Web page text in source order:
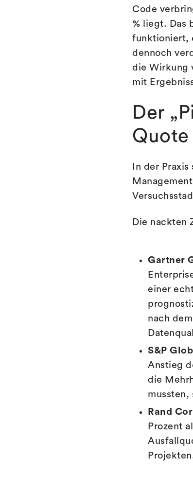
Code
% liegt. Das
funktioniert,
dennoch
die Wirkung
mit
Der
Quote
In der
Die nackten
Gartner
einer
nach
S&P
Anstieg
die
mussten,
Rand
Prozent